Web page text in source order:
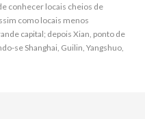
conhecer locais cheios de
como locais menos
capital; depois Xian, ponto de
se Shanghai, Guilin, Yangshuo,